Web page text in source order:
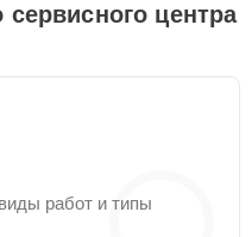
центра
работ и типы